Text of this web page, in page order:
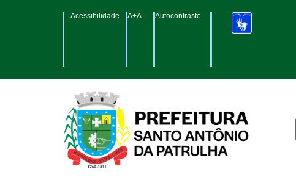
Acessibilidade A+A- Autocontraste